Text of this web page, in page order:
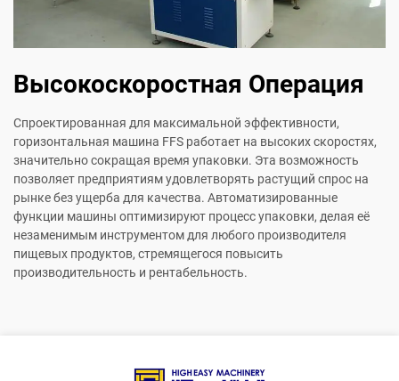
Высокоскоростная Операция
Спроектированная для максимальной эффективности,
горизонтальная машина FFS работает на высоких скоростях,
значительно сокращая время упаковки. Эта возможность
позволяет предприятиям удовлетворять растущий спрос на
рынке без ущерба для качества. Автоматизированные
функции машины оптимизируют процесс упаковки, делая её
незаменимым инструментом для любого производителя
пищевых продуктов, стремящегося повысить
производительность и рентабельность.